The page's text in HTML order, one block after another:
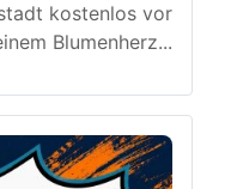
kostenlos vor
Blumenherz...